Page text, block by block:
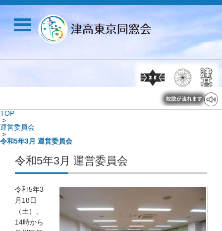
TOP
>
運営委員会
>
令和5年3月 運営委員会
令和5年3月 運営委員会
令和5年3
月18日
（土）、
14時から